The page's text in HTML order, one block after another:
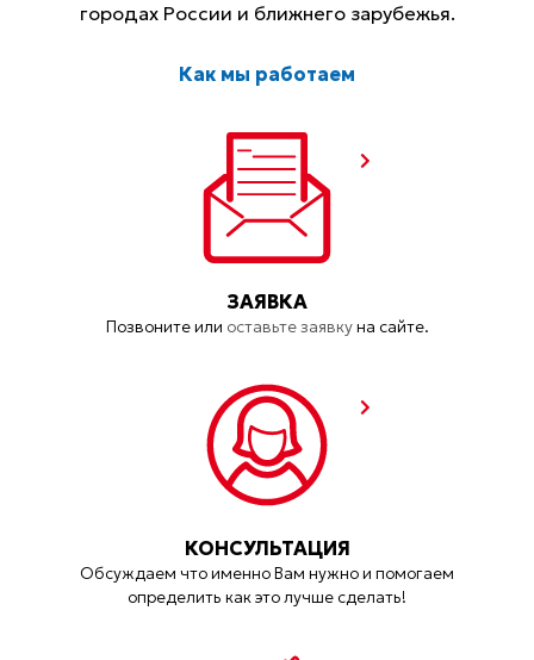
городах России и ближнего зарубежья.
Как мы работаем
ЗАЯВКА
Позвоните или оставьте заявкуна сайте.
КОНСУЛЬТАЦИЯ
Обсуждаем что именно Вам нужно и помогаем
определить как это лучше сделать!